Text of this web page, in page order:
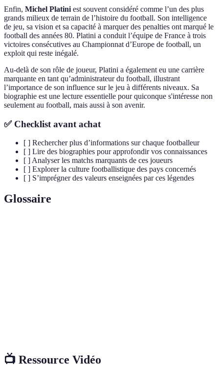
Enfin, Michel Platini est souvent considéré comme l’un des plus
grands milieux de terrain de l’histoire du football. Son intelligence
de jeu, sa vision et sa capacité à marquer des penalties ont marqué le
football des années 80. Platini a conduit l’équipe de France à trois
victoires consécutives au Championnat d’Europe de football, un
exploit qui reste inégalé.
Au-delà de son rôle de joueur, Platini a également eu une carrière
marquante en tant qu’administrateur du football, illustrant
l’importance de son influence sur le jeu à différents niveaux. Sa
biographie est une lecture essentielle pour quiconque s'intéresse non
seulement au football, mais aussi à son avenir.
✅ Checklist avant achat
[ ] Rechercher plus d’informations sur chaque footballeur
[ ] Lire des biographies pour approfondir vos connaissances
[ ] Analyser les matchs marquants de ces joueurs
[ ] Explorer la culture footballistique des pays concernés
[ ] S’imprégner des valeurs enseignées par ces légendes
Glossaire
📺 Ressource Vidéo